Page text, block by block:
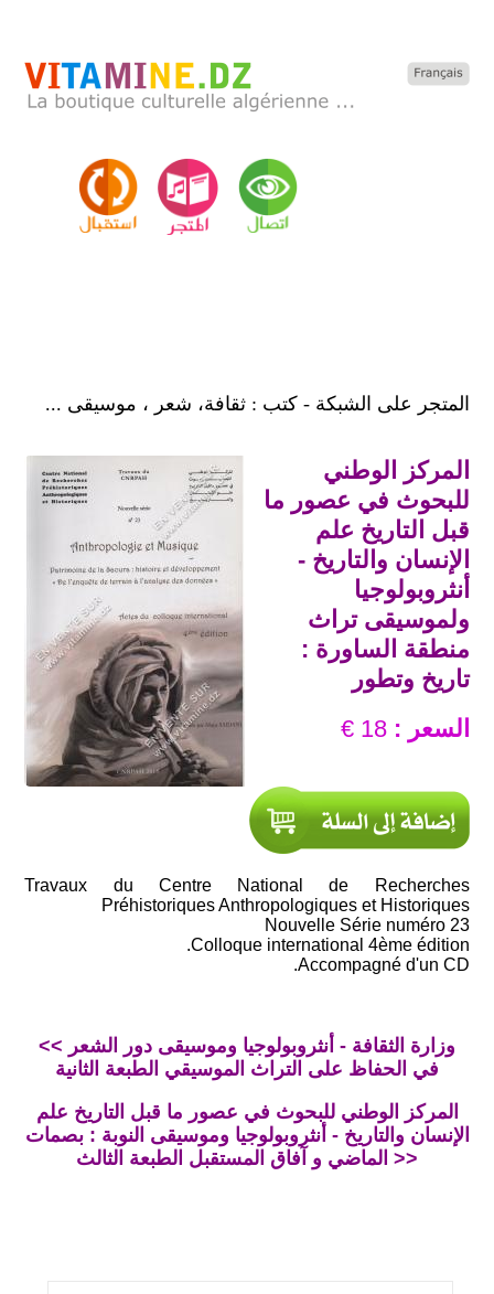
المتجر على الشبكة - كتب : ثقافة، شعر ، موسيقى ...
المركز الوطني
للبحوث في عصور ما
قبل التاريخ علم
الإنسان والتاريخ -
أنثروبولوجيا
ولموسيقى تراث
منطقة الساورة :
تاريخ وتطور
السعر : 18 €
Travaux du Centre National de Recherches
Préhistoriques Anthropologiques et Historiques
Nouvelle Série numéro 23
Colloque international 4ème édition.
Accompagné d'un CD.
<< وزارة الثقافة - أنثروبولوجيا وموسيقى دور الشعر
في الحفاظ على التراث الموسيقي الطبعة الثانية
المركز الوطني للبحوث في عصور ما قبل التاريخ علم
الإنسان والتاريخ - أنثروبولوجيا وموسيقى النوبة : بصمات
الماضي و آفاق المستقبل الطبعة الثالث >>